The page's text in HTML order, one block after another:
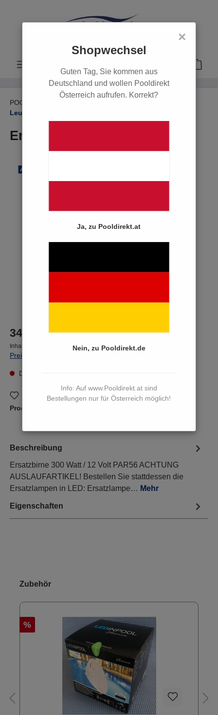
×
Shopwechsel
Guten Tag, Sie kommen aus
Deutschland und wollen Pooldirekt
Österreich aufrufen. Korrekt?
Ja, zu Pooldirekt.at
Nein, zu Pooldirekt.de
Info: Auf www.Pooldirekt.at sind
Bestellungen nur für Österreich möglich!
POOL
Leuchtmittel & Zubehör
Ersatzlampe 300 W, 12 V
Bildergalerie überspringen
34,90 €*
Inhalt:
Preise inkl. MwSt. zzgl. Versandkosten
Dieser Artikel kann derzeit nicht bestellt werden
Zum Merkzettel hinzufügen
Produktnummer:
Beschreibung
Ersatzbirne 300 Watt / 12 Volt PAR56 ACHTUNG
AUSLAUFARTIKEL! Bestellen Sie stattdessen die
Ersatzlampen in LED: Ersatzlampe… Mehr
Eigenschaften
Produktgalerie überspringen
Zubehör
%